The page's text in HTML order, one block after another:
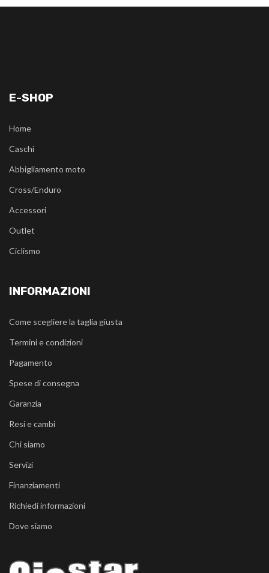
E-SHOP
Home
Caschi
Abbigliamento moto
Cross/Enduro
Accessori
Outlet
Ciclismo
INFORMAZIONI
Come scegliere la taglia giusta
Termini e condizioni
Pagamento
Spese di consegna
Garanzia
Resi e cambi
Chi siamo
Servizi
Finanziamenti
Richiedi informazioni
Dove siamo